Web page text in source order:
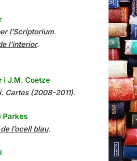
l’Scriptorium.
l’interior.
i J.M. Coetze
Cartes (2008-2011).
Parkes
l’ocell blau.